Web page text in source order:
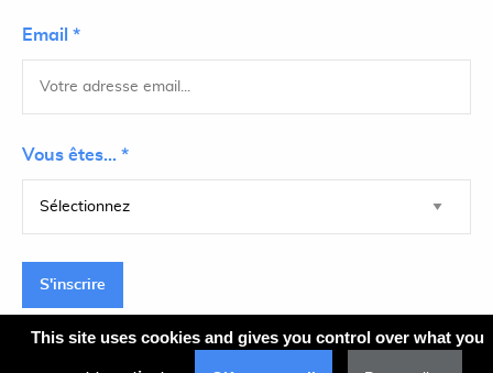
Email *
Vous êtes... *
S'inscrire
This site uses cookies and gives you control over what you